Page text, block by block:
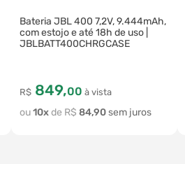
Bateria JBL 400 7,2V, 9.444mAh,
com estojo e até 18h de uso |
JBLBATT400CHRGCASE
R$ 849,00 à vista
10 R$ 84,90